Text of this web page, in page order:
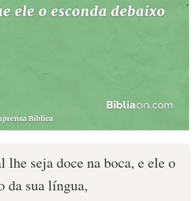
lhe seja doce na boca, e ele o
da sua língua,